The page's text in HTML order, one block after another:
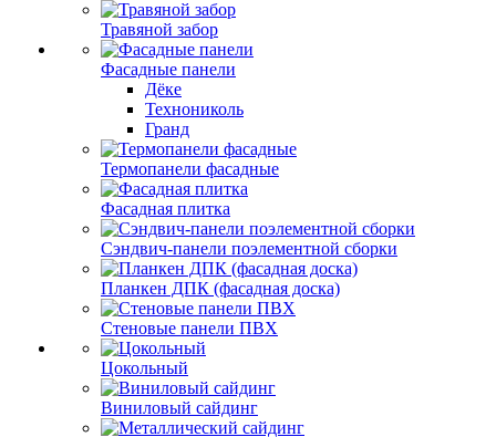
Травяной забор
Фасадные панели
Дёке
Технониколь
Гранд
Термопанели фасадные
Фасадная плитка
Сэндвич-панели поэлементной сборки
Планкен ДПК (фасадная доска)
Стеновые панели ПВХ
Цокольный
Виниловый сайдинг